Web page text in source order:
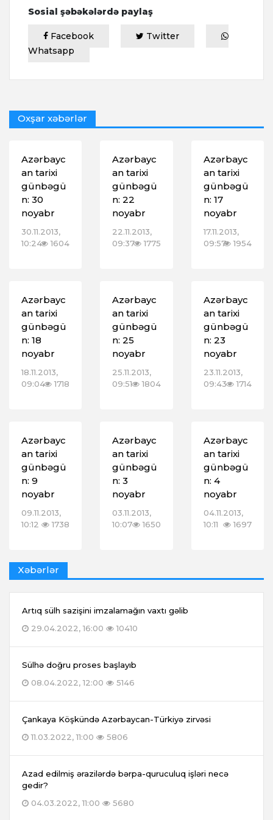
Sosial şəbəkələrdə paylaş
Facebook
Twitter
Whatsapp
Oxşar xəbərlər
Azərbayc
an tarixi
günbəgü
n: 30
noyabr
30.11.2013,
10:24
1604
Azərbayc
an tarixi
günbəgü
n: 22
noyabr
22.11.2013,
09:37
1775
Azərbayc
an tarixi
günbəgü
n: 17
noyabr
17.11.2013,
09:57 1954
Azərbayc
an tarixi
günbəgü
n: 18
noyabr
18.11.2013,
09:04
1718
Azərbayc
an tarixi
günbəgü
n: 25
noyabr
25.11.2013,
09:51
1804
Azərbayc
an tarixi
günbəgü
n: 23
noyabr
23.11.2013,
09:43
1714
Azərbayc
an tarixi
günbəgü
n: 9
noyabr
09.11.2013,
10:12
1738
Azərbayc
an tarixi
günbəgü
n: 3
noyabr
03.11.2013,
10:07
1650
Azərbayc
an tarixi
günbəgü
n: 4
noyabr
04.11.2013,
10:11
1697
Xəbərlər
Artıq sülh sazişini imzalamağın vaxtı gəlib
29.04.2022, 16:00
10410
Sülhə doğru proses başlayıb
08.04.2022, 12:00
5146
Çankaya Köşkündə Azərbaycan-Türkiyə zirvəsi
11.03.2022, 11:00
5806
Azad edilmiş ərazilərdə bərpa-quruculuq işləri necə
gedir?
04.03.2022, 11:00
5680